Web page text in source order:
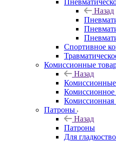
Назад
Спортивное
Комиссионные
Назад
Комиссионная
Патроны
Назад
Патроны
Для